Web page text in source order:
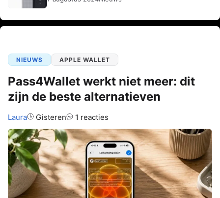
NIEUWS APPLE WALLET
Pass4Wallet werkt niet meer: dit
zijn de beste alternatieven
Auteur:
Laura Gisteren 1 reacties